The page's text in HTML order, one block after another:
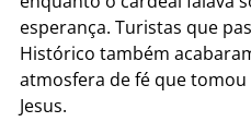
esperança. Turistas que
Histórico também
atmosfera de fé que
Jesus.